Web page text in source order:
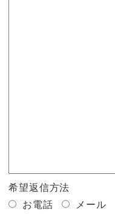
希望返信方法
お電話
メール